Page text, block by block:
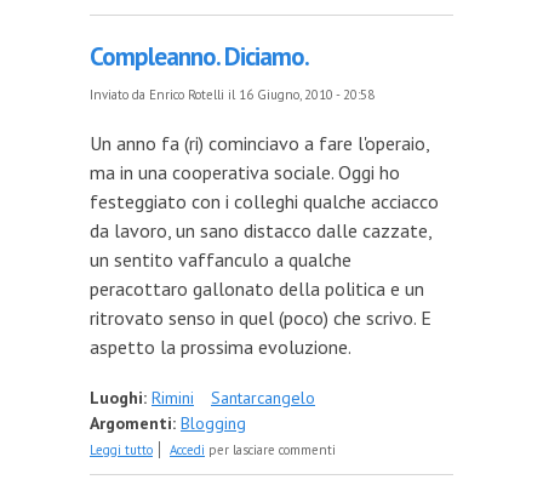
Compleanno. Diciamo.
Inviato da Enrico Rotelli il 16 Giugno, 2010 - 20:58
Un anno fa (ri) cominciavo a fare l'operaio,
ma in una cooperativa sociale. Oggi ho
festeggiato con i colleghi qualche acciacco
da lavoro, un sano distacco dalle cazzate,
un sentito vaffanculo a qualche
peracottaro gallonato della politica e un
ritrovato senso in quel (poco) che scrivo. E
aspetto la prossima evoluzione.
Luoghi: Rimini
Santarcangelo
Argomenti: Blogging
Leggi tutto su Compleanno. Diciamo.
Accedi per lasciare commenti